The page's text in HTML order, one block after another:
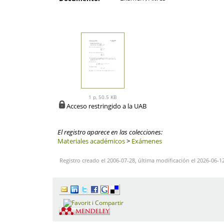
1 p, 50.5 KB
Acceso restringido a la UAB
El registro aparece en las colecciones:
Materiales académicos> Exámenes
Registro creado el 2006-07-28, última modificación el 2026-06-